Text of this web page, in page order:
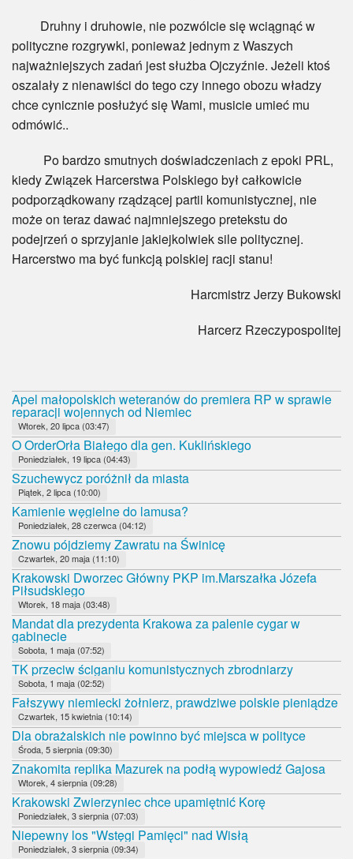
Druhny i druhowie, nie pozwólcie się wciągnąć w
polityczne rozgrywki, ponieważ jednym z Waszych
najważniejszych zadań jest służba Ojczyźnie. Jeżeli ktoś
oszalały z nienawiści do tego czy innego obozu władzy
chce cynicznie posłużyć się Wami, musicie umieć mu
odmówić..
Po bardzo smutnych doświadczeniach z epoki PRL,
kiedy Związek Harcerstwa Polskiego był całkowicie
podporządkowany rządzącej partii komunistycznej, nie
może on teraz dawać najmniejszego pretekstu do
podejrzeń o sprzyjanie jakiejkolwiek sile politycznej.
Harcerstwo ma być funkcją polskiej racji stanu!
Harcmistrz Jerzy Bukowski
Harcerz Rzeczypospolitej
Apel małopolskich weteranów do premiera RP w sprawie
reparacji wojennych od Niemiec
Wtorek, 20 lipca (03:47)
O OrderOrła Białego dla gen. Kuklińskiego
Poniedziałek, 19 lipca (04:43)
Szuchewycz poróżnił da miasta
Piątek, 2 lipca (10:00)
Kamienie węgielne do lamusa?
Poniedziałek, 28 czerwca (04:12)
Znowu pójdziemy Zawratu na Świnicę
Czwartek, 20 maja (11:10)
Krakowski Dworzec Główny PKP im.Marszałka Józefa
Piłsudskiego
Wtorek, 18 maja (03:48)
Mandat dla prezydenta Krakowa za palenie cygar w
gabinecie
Sobota, 1 maja (07:52)
TK przeciw ściganiu komunistycznych zbrodniarzy
Sobota, 1 maja (02:52)
Fałszywy niemiecki żołnierz, prawdziwe polskie pieniądze
Czwartek, 15 kwietnia (10:14)
Dla obrażalskich nie powinno być miejsca w polityce
Środa, 5 sierpnia (09:30)
Znakomita replika Mazurek na podłą wypowiedź Gajosa
Wtorek, 4 sierpnia (09:28)
Krakowski Zwierzyniec chce upamiętnić Korę
Poniedziałek, 3 sierpnia (07:03)
Niepewny los "Wstęgi Pamięci" nad Wisłą
Poniedziałek, 3 sierpnia (09:34)